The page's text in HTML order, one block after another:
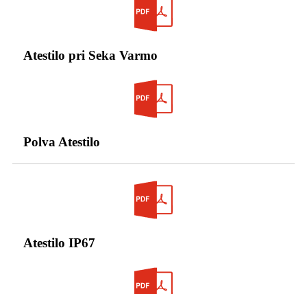
Atestilo pri Seka Varmo
Polva Atestilo
Atestilo IP67